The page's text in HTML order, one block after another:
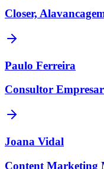
Closer,
Paulo Ferreira
Consultor
Joana Vidal
Content Marketing